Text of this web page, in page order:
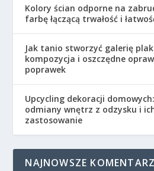
Kolory ścian odporne na
farbę łączącą trwałość i
Jak tanio stworzyć galerię
kompozycja i oszczędne
poprawek
Upcycling dekoracji
odmiany wnętrz z odzysku i
zastosowanie
NAJNOWSZE